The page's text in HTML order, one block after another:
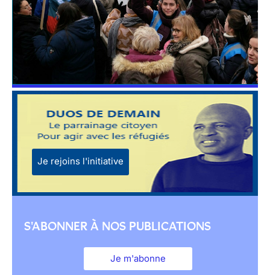
Je rejoins l'initiative
S'ABONNER À NOS PUBLICATIONS
Je m'abonne